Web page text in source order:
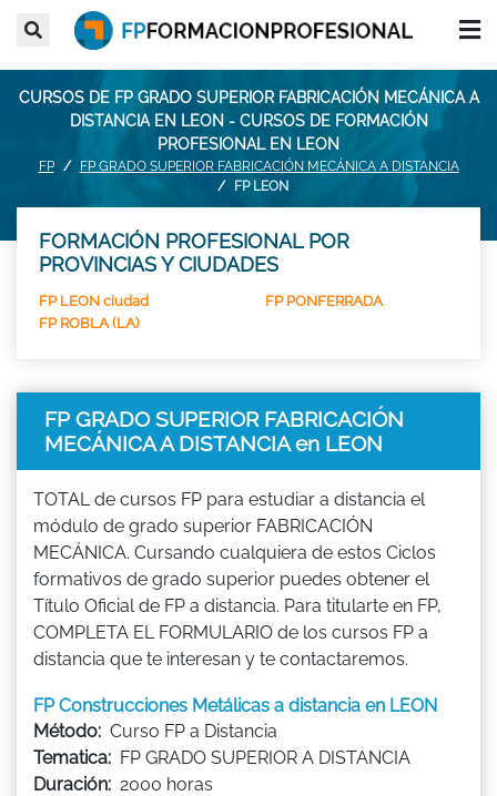
CURSOS DE FP GRADO SUPERIOR FABRICACIÓN MECÁNICA A
DISTANCIA EN LEON - CURSOS DE FORMACIÓN
PROFESIONAL EN LEON
FP
FP GRADO SUPERIOR FABRICACIÓN MECÁNICA A DISTANCIA
FP LEON
FORMACIÓN PROFESIONAL POR
PROVINCIAS Y CIUDADES
FP LEON ciudad
FP PONFERRADA
FP ROBLA (LA)
FP GRADO SUPERIOR FABRICACIÓN
MECÁNICA A DISTANCIA en LEON
TOTAL de cursos FP para estudiar a distancia el
módulo de grado superior FABRICACIÓN
MECÁNICA. Cursando cualquiera de estos Ciclos
formativos de grado superior puedes obtener el
Título Oficial de FP a distancia. Para titularte en FP,
COMPLETA EL FORMULARIO de los cursos FP a
distancia que te interesan y te contactaremos.
FP Construcciones Metálicas a distancia en LEON
Método: Curso FP a Distancia
Tematica: FP GRADO SUPERIOR A DISTANCIA
Duración: 2000 horas